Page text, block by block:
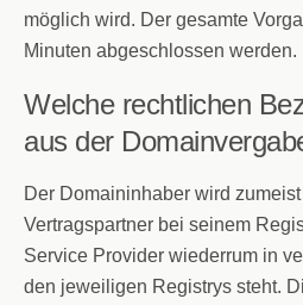
möglich wird. Der gesamte
Minuten abgeschlossen werden.
Welche rechtlichen
aus der
Der Domaininhaber wird
Vertragspartner bei seinem
Service Provider wiederrum in
den jeweiligen Registrys steht.